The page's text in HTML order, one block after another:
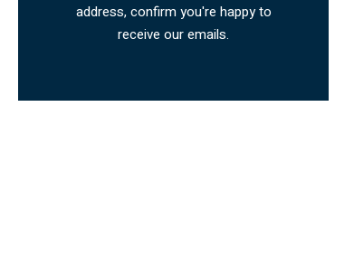
address, confirm you're happy to
receive our emails.